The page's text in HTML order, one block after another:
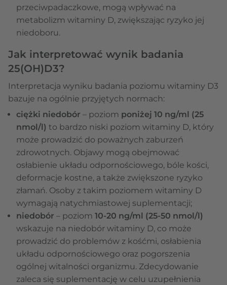
przeciwpadaczkowe, mogą wpływać na
metabolizm witaminy D, zwiększając ryzyko jej
niedoboru.
Jak interpretować wynik badania
25(OH)D3?
Interpretacja wyniku badania poziomu witaminy D3
bazuje na ogólnie przyjętych normach:
ciężki niedobór – poziom poniżej 10 ng/ml (25
nmol/l) to bardzo niski poziom witaminy D, który
może prowadzić do poważnych zaburzeń
zdrowotnych. Objawy mogą obejmować
osłabienie układu odpornościowego, bóle kości,
deformacje kostne, a także zwiększone ryzyko
złamań. Osoby z takim poziomem witaminy D
wymagają natychmiastowej suplementacji;
niedobór – poziom 10-20 ng/ml (25-50 nmol/l)
wskazuje na niedobór witaminy D, co może
prowadzić do problemów z kośćmi, osłabienia
układu odpornościowego oraz pogorszenia
ogólnej witalności organizmu. Zdecydowanie
zaleca się suplementację w celu uzupełnienia